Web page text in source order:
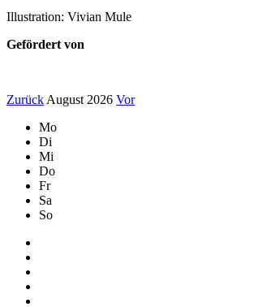
Illustration: Vivian Mule
Gefördert von
Zurück August 2026 Vor
Mo
Di
Mi
Do
Fr
Sa
So